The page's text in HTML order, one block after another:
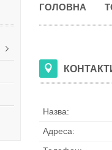
ГОЛОВНА